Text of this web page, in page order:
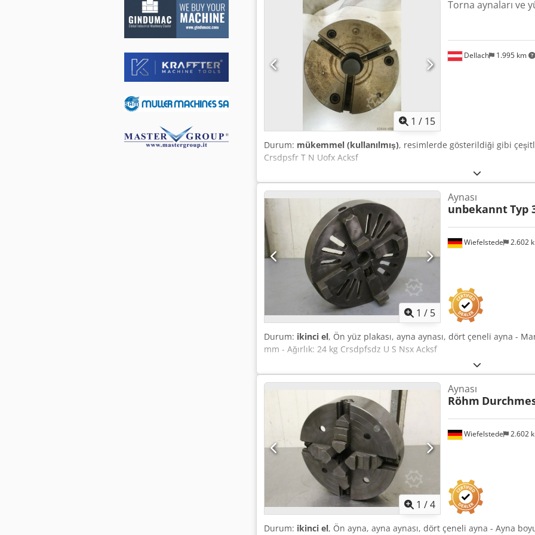
1 / 15
Dellach 1.995 km
Torna aynaları ve
Durum: mükemmel (kullanılmış), resimlerde gösterildiği gibi
Crsdpsfr T N Uofx Acksf
1 / 5
Wiefelstede 2.602
Aynası
unbekanntTyp
Durum: ikinci el, Ön yüz plakası, ayna aynası, dört çeneli ayna -
mm - Ağırlık: 24 kg Crsdpfsdz U S Nsx Acksf
1 /4
Wiefelstede 2.602
Aynası
Röhm
Durum: ikinci el, Ön ayna, ayna aynası, dört çeneli ayna - Ayna